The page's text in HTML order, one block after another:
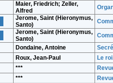
Maier, Friedrich; Zeller,
Alfred
Jerome, Saint (Hieronymus,
Santo)
Jerome, Saint (Hieronymus,
Santo)
Dondaine, Antoine
Roux, Jean-Paul Le
***
***